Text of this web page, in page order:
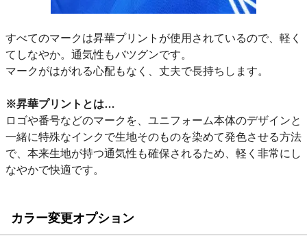
すべてのマークは昇華プリントが使用されているので、軽く
てしなやか。通気性もバツグンです。
マークがはがれる心配もなく、丈夫で長持ちします。
※昇華プリントとは…
ロゴや番号などのマークを、ユニフォーム本体のデザインと
一緒に特殊なインクで生地そのものを染めて発色させる方法
で、本来生地が持つ通気性も確保されるため、軽く非常にし
なやかで快適です。
カラー変更オプション